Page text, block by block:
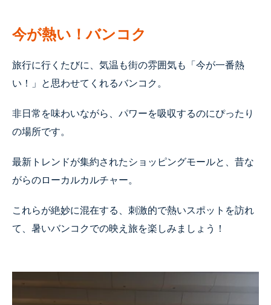
今が熱い！バンコク
旅行に行くたびに、気温も街の雰囲気も「今が一番熱
い！」と思わせてくれるバンコク。
非日常を味わいながら、パワーを吸収するのにぴったり
の場所です。
最新トレンドが集約されたショッピングモールと、昔な
がらのローカルカルチャー。
これらが絶妙に混在する、刺激的で熱いスポットを訪れ
て、暑いバンコクでの映え旅を楽しみましょう！